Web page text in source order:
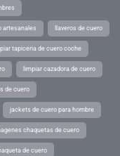
artesanales llaveros de cuero
tapiceria de cuero coche
limpiar cazadora de cuero
de cuero
jackets de cuero para hombre
chaquetas de cuero
de cuero